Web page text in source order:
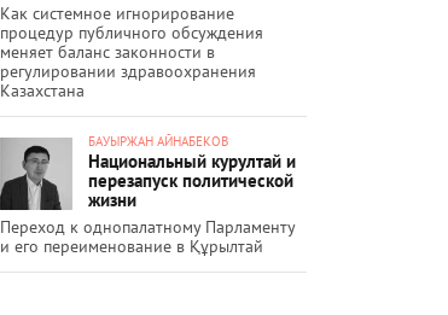
Как системное игнорирование
процедур публичного обсуждения
меняет баланс законности в
регулировании здравоохранения
Казахстана
БАУЫРЖАН АЙНАБЕКОВ
Национальный курултай и
перезапуск политической
жизни
Переход к однопалатному Парламенту
и его переименование в Құрылтай